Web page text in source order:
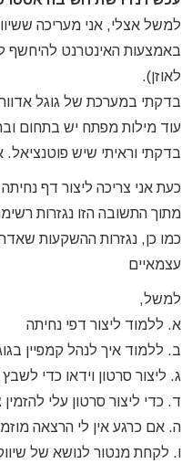
למשל אצלי, אני מעריכה
באמצעות האינטרנט להיחשף
לאוזן).
בדקתי במערכת של גוגל
עוד מילות מפתח יש בתחום
בדקתי וראיתי שיש
כעת אני צריכה ליצור דף
מתוך התשובה הזו נגזרות
כמו כן, נגזרות ההשקעות
עצמאיים
למשל,
א. ללמוד ליצור דפי נחיתה
ב. ללמוד איך לנהל קמפיין
ג. ליצור סרטון וידאו כדי
ד. כדי ליצור סרטון עלי
ה. אם כרגע אין לי הרצאה
ו. לקחת מנטור לנושא של